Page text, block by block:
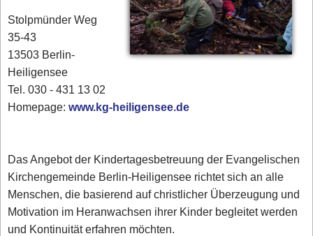
Stolpmünder Weg
35-43
13503 Berlin-
Heiligensee
Tel. 030 - 431 13 02‎
Homepage:www.kg-heiligensee.de
Das Angebot der Kindertagesbetreuung der Evangelischen
Kirchengemeinde Berlin-Heiligensee richtet sich an alle
Menschen, die basierend auf christlicher Überzeugung und
Motivation im Heranwachsen ihrer Kinder begleitet werden
und Kontinuität erfahren möchten.